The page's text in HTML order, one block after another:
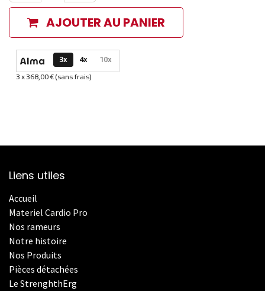
AJOUTER AU PANIER
Options de paiement disponibles
3x 4x 10x
Informations sur le plan de paiement sélectionné
3 x 368,00 € (sans frais)
Liens utiles
Accueil
Materiel Cardio Pro
Nos rameurs
Notre histoire
Nos Produits
Pièces détachées
Le StrenghthErg